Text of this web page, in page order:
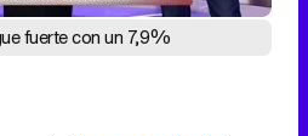
y un 8,3%
de La 1
marca un 6,3% (-1,2)